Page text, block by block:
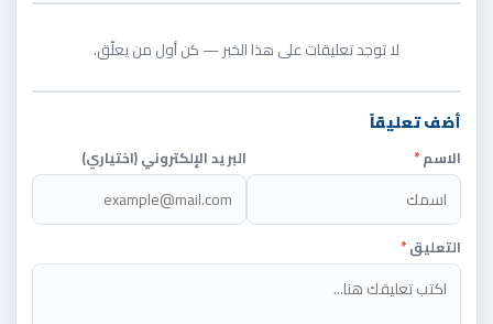
لا توجد تعليقات على هذا الخبر — كن أول من يعلّق.
أضف تعليقاً
الاسم* البريد الإلكتروني (اختياري)
التعليق*